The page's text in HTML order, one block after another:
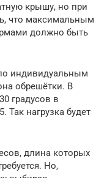
крышу, но при
что максимальным
должно быть
индивидуальным
обрешётки. В
градусов в
Так нагрузка будет
длина которых
Но,